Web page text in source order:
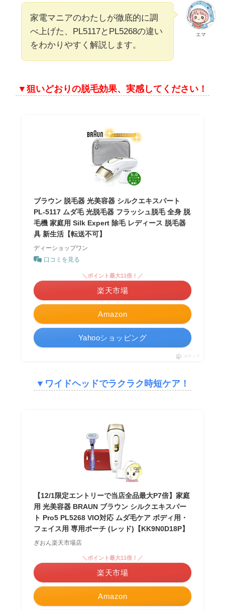
エマ
家電マニアのわたしが徹底的に調
べ上げた、PL5117とPL5268の違い
をわかりやすく解説します。
▼ 狙いどおりの脱毛効果、実感してください！
ブラウン 脱毛器 光美容器 シルクエキスパート
PL-5117 ムダ毛 光脱毛器 フラッシュ脱毛 全身 脱
毛機 家庭用 Silk Expert 除毛 レディース 脱毛器
具 新生活【転送不可】
ディーショップワン
口コミを見る
Amazon
＼ポイント最大11倍！／
楽天市場
Yahooショッピング
ポチップ
▼ ワイドヘッドでラクラク時短ケア！
【12/1限定エントリーで当店全品最大P7倍】家庭
用 光美容器 BRAUN ブラウン シルクエキスパー
ト Pro5 PL5268 VIO対応 ムダ毛ケア ボディ用・
フェイス用 専用ポーチ (レッド)【KK9N0D18P】
ぎおん楽天市場店
Amazon
＼ポイント最大11倍！／
楽天市場